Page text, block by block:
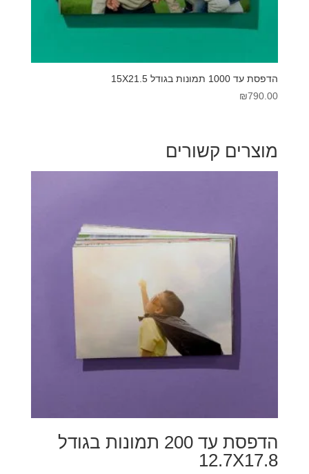
הדפסת עד 1000 תמונות בגודל 15X21.5
₪790.00
מוצרים קשורים
הדפסת עד 200 תמונות בגודל
12.7X17.8